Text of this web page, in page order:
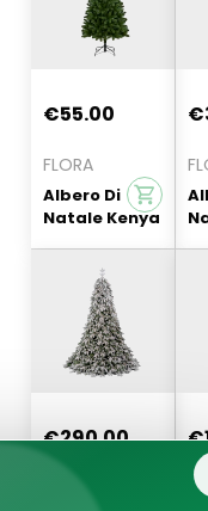
€55.00
FLORA
Albero Di
Natale Kenya
Rami Flora
€290.00
FLORA